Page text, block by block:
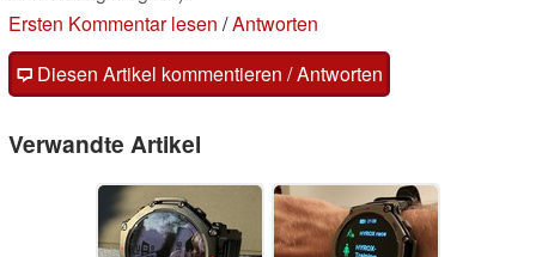
Ersten Kommentar lesen /Antworten
Diesen Artikel kommentieren / Antworten
Verwandte Artikel